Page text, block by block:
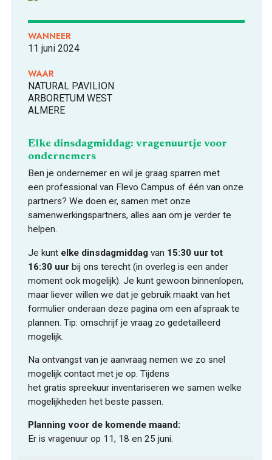
ONTDEKKEN
OVER
FOOD PIONEERS
WANNEER
11 juni 2024
WAAR
NATURAL PAVILION
ARBORETUM WEST
ALMERE
Elke dinsdagmiddag: vragenuurtje voor
ondernemers
Ben je ondernemer en wil je graag sparren met
een professional van Flevo Campus of één van onze
partners? We doen er, samen met onze
samenwerkingspartners, alles aan om je verder te
helpen.
Je kunt elke dinsdagmiddagvan 15:30 uur tot
16:30 uurbij ons terecht (in overleg is een ander
moment ook mogelijk). Je kunt gewoon binnenlopen,
maar liever willen we dat je gebruik maakt van het
formulier onderaan deze pagina om een afspraak te
plannen. Tip: omschrijf je vraag zo gedetailleerd
mogelijk.
Na ontvangst van je aanvraag nemen we zo snel
mogelijk contact met je op. Tijdens
het gratis spreekuur inventariseren we samen welke
mogelijkheden het beste passen.
Planning voor de komende maand:
Er is vragenuur op 11, 18 en 25 juni.